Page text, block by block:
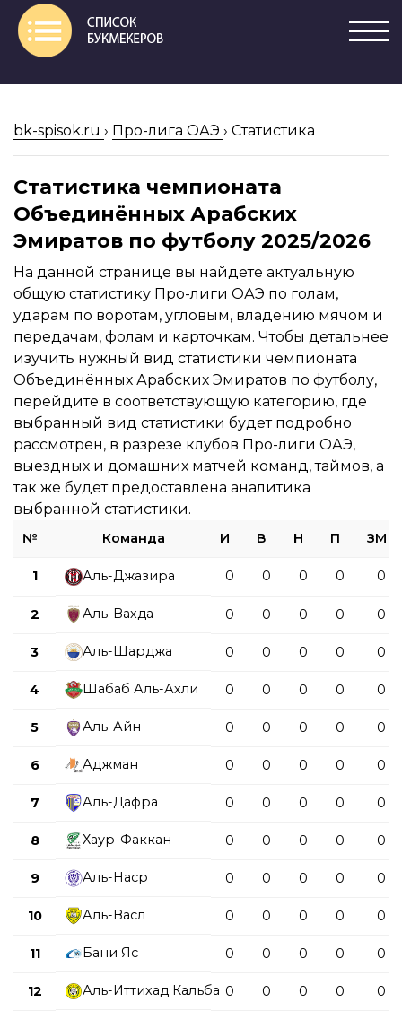
bk-spisok.ru › Про-лига ОАЭ › Статистика
Статистика чемпионата
Объединённых Арабских
Эмиратов по футболу 2025/2026
На данной странице вы найдете актуальную
общую статистику Про-лиги ОАЭ по голам,
ударам по воротам, угловым, владению мячом и
передачам, фолам и карточкам. Чтобы детальнее
изучить нужный вид статистики чемпионата
Объединённых Арабских Эмиратов по футболу,
перейдите в соответствующую категорию, где
выбранный вид статистики будет подробно
рассмотрен, в разрезе клубов Про-лиги ОАЭ,
выездных и домашних матчей команд, таймов, а
так же будет предоставлена аналитика
выбранной статистики.
№ Команда И В Н П ЗМ
1 Аль-Джазира 0 0 0 0 0
2 Аль-Вахда 0 0 0 0 0
3 Аль-Шарджа 0 0 0 0 0
4 Шабаб Аль-Ахли 0 0 0 0 0
5 Аль-Айн 0 0 0 0 0
6 Аджман 0 0 0 0 0
7 Аль-Дафра 0 0 0 0 0
8 Хаур-Факкан 0 0 0 0 0
9 Аль-Наср 0 0 0 0 0
10 Аль-Васл 0 0 0 0 0
11 Бани Яс 0 0 0 0 0
12 Аль-Иттихад Кальба 0 0 0 0 0